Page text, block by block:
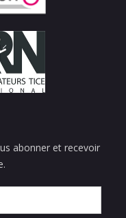
abonner et recevoir